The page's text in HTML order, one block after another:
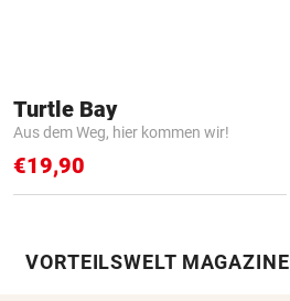
Turtle Bay
Aus dem Weg, hier kommen wir!
€19,90
VORTEILSWELT MAGAZINE